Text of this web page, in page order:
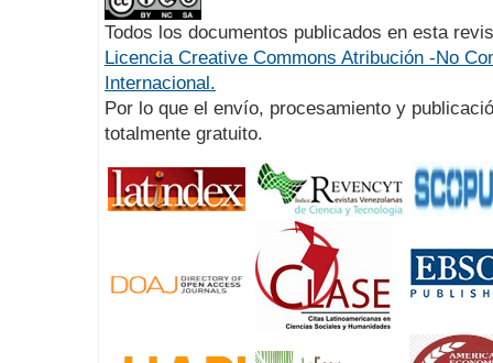
Todos los documentos publicados en esta
Licencia Creative Commons Atribución -No
Internacional.
Por lo que el envío, procesamiento y
totalmente gratuito.